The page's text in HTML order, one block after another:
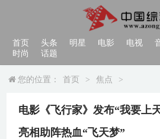
首页 头条 明星 电影 电视
时尚
话题
您的位置： 首页 > 焦点 >
电影《飞行家》发布“我要上
亮相助阵热血“飞天梦”